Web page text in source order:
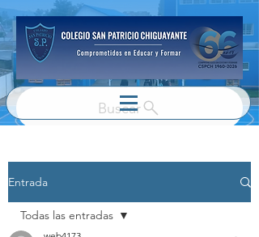
Buscar
Entrada
Todas las entradas